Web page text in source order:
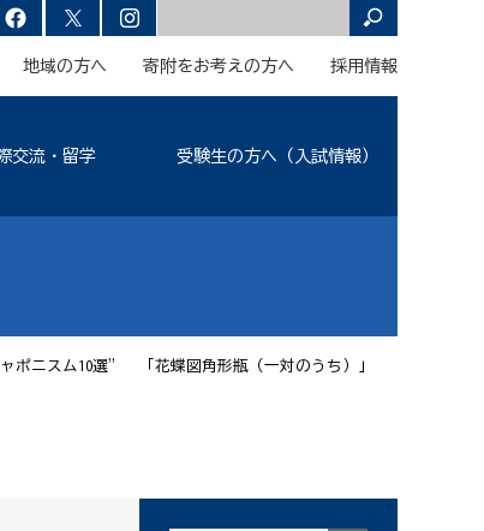
地域の方へ 寄附をお考えの方へ 採用情報
交流・留学 受験生の方へ（入試情報）
ポニスム10選” 「花蝶図角形瓶（一対のうち）」